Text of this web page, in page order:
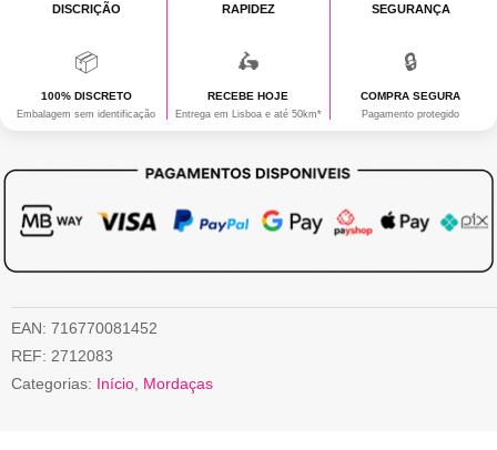
DISCRIÇÃO
📦
100% DISCRETO
Embalagem sem identificação
RAPIDEZ
🛵
RECEBE HOJE
Entrega em Lisboa e até 50km*
SEGURANÇA
🔒
COMPRA SEGURA
Pagamento protegido
EAN: 716770081452
REF: 2712083
Categorias: Início, Mordaças